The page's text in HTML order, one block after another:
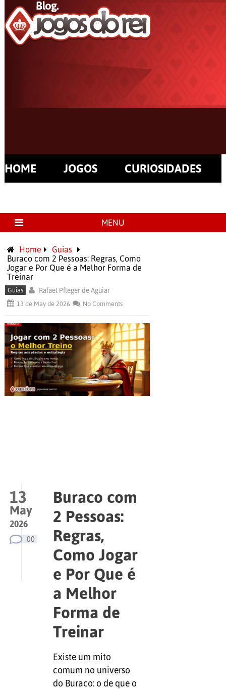
HOME JOGOS CURIOSIDADES
MENU
Home
Guias
Buraco com 2 Pessoas: Regras, Como
Jogar e Por Que é a Melhor Forma de
Treinar
Guias Rafael Pfleger de Aguiar
13 de May de 2026 No Comments
13
May
2026
00
Buraco com
2 Pessoas:
Regras,
Como Jogar
e Por Que é
a Melhor
Forma de
Treinar
Existe um mito
comum no universo
do Buraco: o de que o